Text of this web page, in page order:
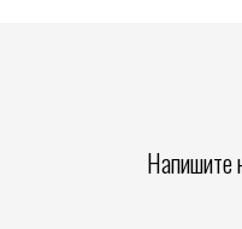
Напишите